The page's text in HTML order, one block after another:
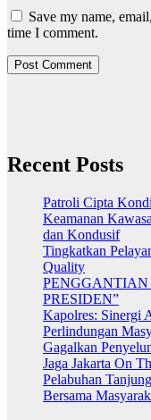
Save my name,
time I comment.
Recent Posts
Patroli Cipta
Keamanan
dan Kondusif
Tingkatkan
Quality
PRESIDEN”
Kapolres: Sinergi
Perlindungan
Gagalkan
Jaga Jakarta On
Pelabuhan
Bersama